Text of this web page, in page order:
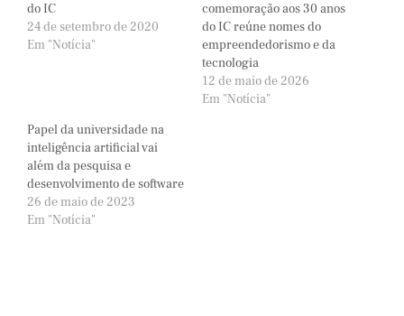
do IC
24 de setembro de 2020
Em "Notícia"
comemoração aos 30 anos
do IC reúne nomes do
empreendedorismo e da
tecnologia
12 de maio de 2026
Em "Notícia"
Papel da universidade na
inteligência artificial vai
além da pesquisa e
desenvolvimento de software
26 de maio de 2023
Em "Notícia"